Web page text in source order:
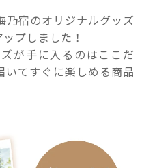
乃宿のオリジナルグッズ
プしました！
が手に入るのはここだ
いてすぐに楽しめる商品